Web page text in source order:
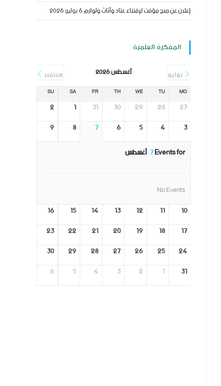
إعلان عن منح مؤقت لإقتناء عتاد وأثاث ولوازم6 يوليو 2026
المفكرة العلمية
يوليو أغسطس 2026 سبتمبر
MO
TU
WE
TH
FR
SA
SU
27
28
29
30
31
1
2
3
4
5
6
7
8
9
Events for
7أغسطس
No Events
10
11
12
13
14
15
16
17
18
19
20
21
22
23
24
25
26
27
28
29
30
31
1
2
3
4
5
6